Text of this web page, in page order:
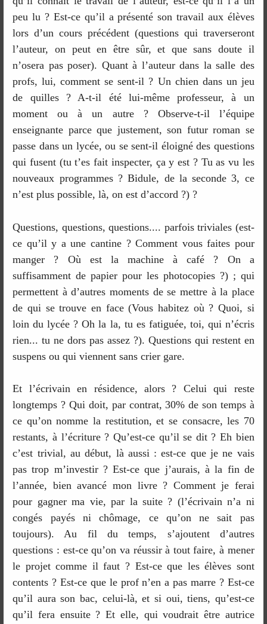
peu lu ? Est-ce qu’il a présenté son travail aux élèves
lors d’un cours précédent (questions qui traverseront
l’auteur, on peut en être sûr, et que sans doute il
n’osera pas poser). Quant à l’auteur dans la salle des
profs, lui, comment se sent-il ? Un chien dans un jeu
de quilles ? A-t-il été lui-même professeur, à un
moment ou à un autre ? Observe-t-il l’équipe
enseignante parce que justement, son futur roman se
passe dans un lycée, ou se sent-il éloigné des questions
qui fusent (tu t’es fait inspecter, ça y est ? Tu as vu les
nouveaux programmes ? Bidule, de la seconde 3, ce
n’est plus possible, là, on est d’accord ?) ?
Questions, questions, questions.... parfois triviales (est-
ce qu’il y a une cantine ? Comment vous faites pour
manger ? Où est la machine à café ? On a
suffisamment de papier pour les photocopies ?) ; qui
permettent à d’autres moments de se mettre à la place
de qui se trouve en face (Vous habitez où ? Quoi, si
loin du lycée ? Oh la la, tu es fatiguée, toi, qui n’écris
rien... tu ne dors pas assez ?). Questions qui restent en
suspens ou qui viennent sans crier gare.
Et l’écrivain en résidence, alors ? Celui qui reste
longtemps ? Qui doit, par contrat, 30% de son temps à
ce qu’on nomme la restitution, et se consacre, les 70
restants, à l’écriture ? Qu’est-ce qu’il se dit ? Eh bien
c’est trivial, au début, là aussi : est-ce que je ne vais
pas trop m’investir ? Est-ce que j’aurais, à la fin de
l’année, bien avancé mon livre ? Comment je ferai
pour gagner ma vie, par la suite ? (l’écrivain n’a ni
congés payés ni chômage, ce qu’on ne sait pas
toujours). Au fil du temps, s’ajoutent d’autres
questions : est-ce qu’on va réussir à tout faire, à mener
le projet comme il faut ? Est-ce que les élèves sont
contents ? Est-ce que le prof n’en a pas marre ? Est-ce
qu’il aura son bac, celui-là, et si oui, tiens, qu’est-ce
qu’il fera ensuite ? Et elle, qui voudrait être autrice